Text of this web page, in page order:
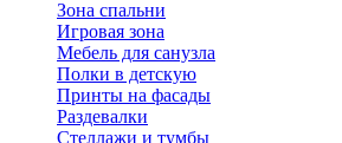
Зона спальни
Игровая зона
Мебель для санузла
Полки в детскую
Принты на фасады
Раздевалки
Стеллажи и тумбы